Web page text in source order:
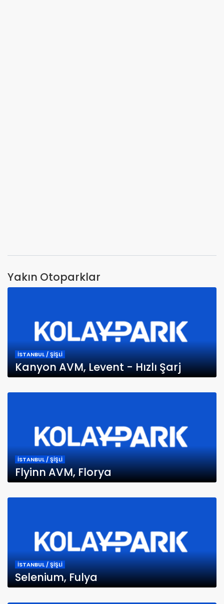
Yakın Otoparklar
İSTANBUL / ŞİŞLİ
Kanyon AVM, Levent - Hızlı Şarj
İSTANBUL / ŞİŞLİ
Flyinn AVM, Florya
İSTANBUL / ŞİŞLİ
Selenium, Fulya